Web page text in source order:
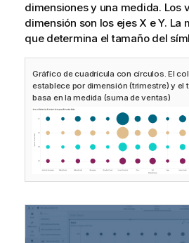
dimensiones y una medida. Los
dimensión son los ejes X e Y. La
que determina el tamaño del
Gráfico de cuadrícula con círculos. El
establece por dimensión (trimestre) y el
basa en la medida (suma de ventas)